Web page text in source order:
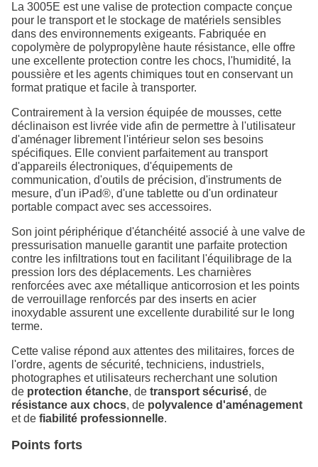
La 3005E est une valise de protection compacte conçue
pour le transport et le stockage de matériels sensibles
dans des environnements exigeants. Fabriquée en
copolymère de polypropylène haute résistance, elle offre
une excellente protection contre les chocs, l'humidité, la
poussière et les agents chimiques tout en conservant un
format pratique et facile à transporter.
Contrairement à la version équipée de mousses, cette
déclinaison est livrée vide afin de permettre à l'utilisateur
d'aménager librement l'intérieur selon ses besoins
spécifiques. Elle convient parfaitement au transport
d'appareils électroniques, d'équipements de
communication, d'outils de précision, d'instruments de
mesure, d'un iPad®, d'une tablette ou d'un ordinateur
portable compact avec ses accessoires.
Son joint périphérique d'étanchéité associé à une valve de
pressurisation manuelle garantit une parfaite protection
contre les infiltrations tout en facilitant l'équilibrage de la
pression lors des déplacements. Les charnières
renforcées avec axe métallique anticorrosion et les points
de verrouillage renforcés par des inserts en acier
inoxydable assurent une excellente durabilité sur le long
terme.
Cette valise répond aux attentes des militaires, forces de
l'ordre, agents de sécurité, techniciens, industriels,
photographes et utilisateurs recherchant une solution
de protection étanche, de transport sécurisé, de
résistance aux chocs, de polyvalence d'aménagement
et de fiabilité professionnelle.
Points forts